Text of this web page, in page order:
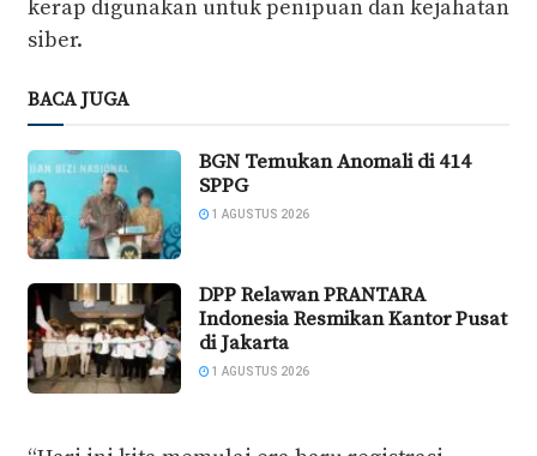
kerap digunakan untuk penipuan dan kejahatan
siber.
BACA JUGA
BGN Temukan Anomali di 414
SPPG
1 AGUSTUS 2026
DPP Relawan PRANTARA
Indonesia Resmikan Kantor Pusat
di Jakarta
1 AGUSTUS 2026